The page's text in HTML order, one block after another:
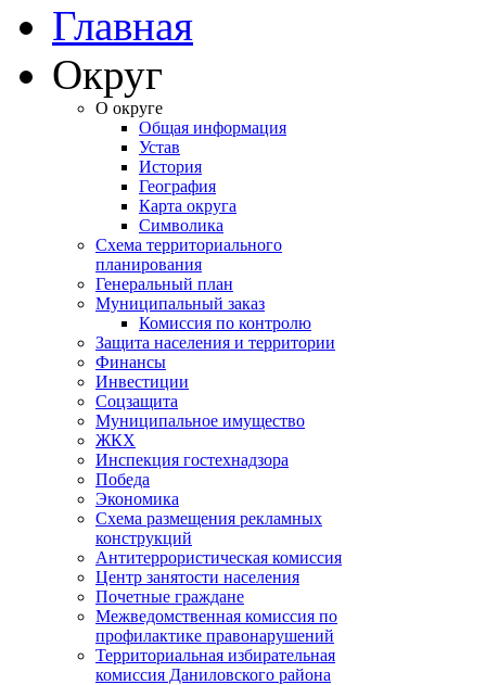
Главная
Округ
О округе
Общая информация
Устав
История
География
Карта округа
Символика
Схема территориального
планирования
Генеральный план
Муниципальный заказ
Комиссия по контролю
Защита населения и территории
Финансы
Инвестиции
Соцзащита
Муниципальное имущество
ЖКХ
Инспекция гостехнадзора
Победа
Экономика
Схема размещения рекламных
конструкций
Антитеррористическая комиссия
Центр занятости населения
Почетные граждане
Межведомственная комиссия по
профилактике правонарушений
Территориальная избирательная
комиссия Даниловского района